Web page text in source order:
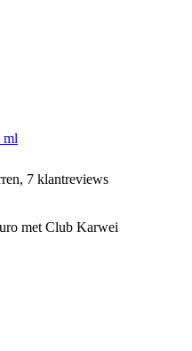
ml
7 klantreviews
met Club Karwei